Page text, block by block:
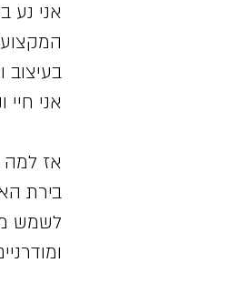
אני נע
בעיצוב
אני
אז למה
בירת
לשמש